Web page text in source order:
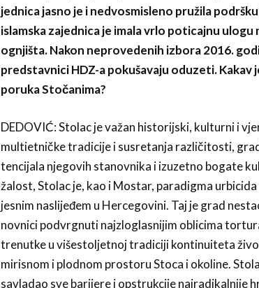
jednica jasno je i nedvosmisleno pruži­la
islamska zajednica je imala vrlo poti­cajnu
ognjišta. Nakon neprovedenih iz­bora 2016.
predstavnici HDZ-a pokušavaju oduzeti. Kakav
poruka Stočanima?
DEDOVIĆ: Stolac je važan historijski, kulturni i
multietničke tradicije i susretanja razli­čitosti,
tencijala njegovih stanovnika i izuzetno bogate
žalost, Stolac je, kao i Mostar, paradigma
jesnim naslijeđem u Hercegovini. Taj je grad
novnici podvrgnuti najzloglasnijim obli­cima
trenutke u višestoljetnoj tradiciji kontinu­iteta
mirisnom i plodnom prostoru Stoca i okoline.
savladao sve barijere i opstrukcije najradikalnije